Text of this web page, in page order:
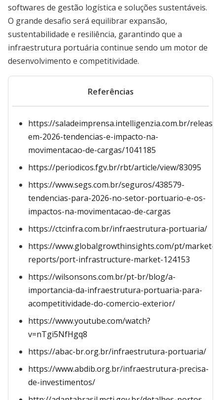
softwares de gestão logística e soluções sustentáveis.
O grande desafio será equilibrar expansão,
sustentabilidade e resiliência, garantindo que a
infraestrutura portuária continue sendo um motor de
desenvolvimento e competitividade.
Referências
https://saladeimprensa.intelligenzia.com.br/
em-2026-tendencias-e-impacto-na-
movimentacao-de-cargas/1041185
https://periodicos.fgv.br/rbt/article/view/83095
https://www.segs.com.br/seguros/438579-
tendencias-para-2026-no-setor-portuario-e-os-
impactos-na-movimentacao-de-cargas
https://ctcinfra.com.br/infraestrutura-portuaria/
https://www.globalgrowthinsights.com/pt/market-
reports/port-infrastructure-market-124153
https://wilsonsons.com.br/pt-br/blog/a-
importancia-da-infraestrutura-portuaria-para-
acompetitividade-do-comercio-exterior/
https://www.youtube.com/watch?
v=nTgi5NfHgq8
https://abac-br.org.br/infraestrutura-portuaria/
https://www.abdib.org.br/infraestrutura-precisa-
de-investimentos/